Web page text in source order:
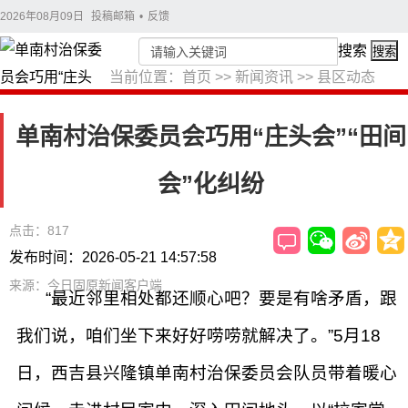
2026年08月09日 投稿邮箱 • 反馈
当前位置： 首页 >> 新闻资讯 >> 县区动态
搜索 搜索
单南村治保委员会巧用“庄头会”“田间
会”化纠纷
点击：817
发布时间：2026-05-21 14:57:58
来源：今日固原新闻客户端
“最近邻里相处都还顺心吧？要是有啥矛盾，跟
我们说，咱们坐下来好好唠唠就解决了。”5月18
日，西吉县兴隆镇单南村治保委员会队员带着暖心